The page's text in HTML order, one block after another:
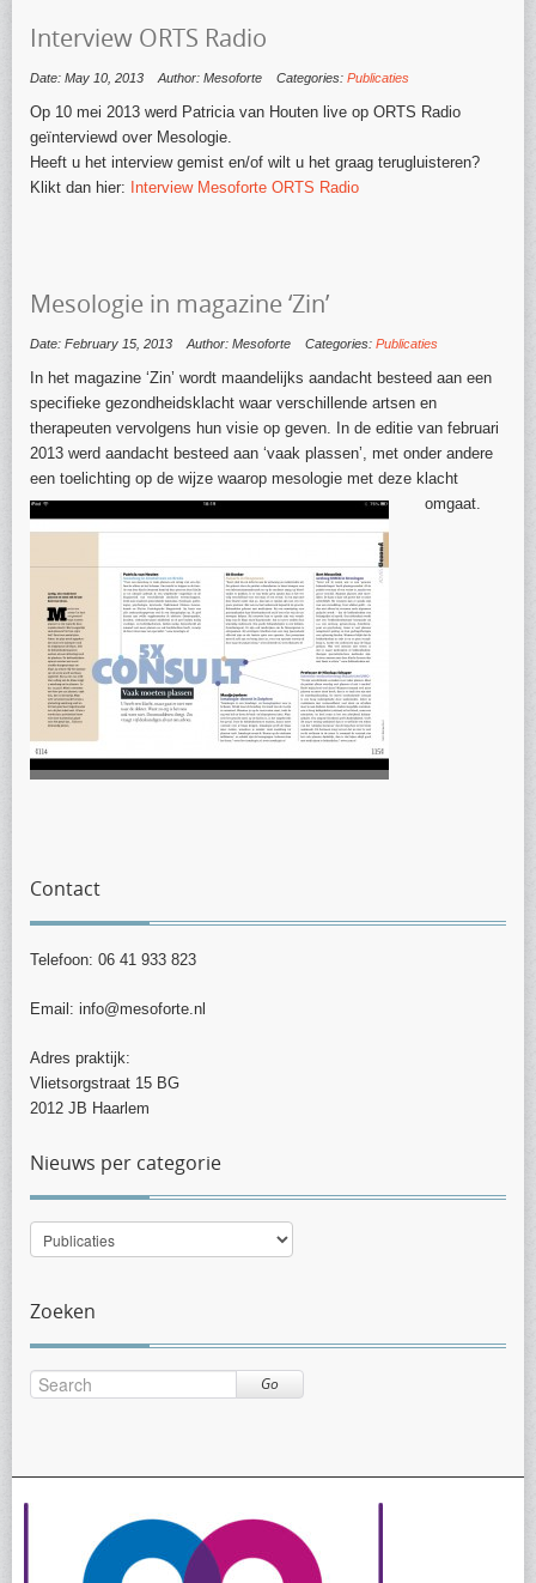
Interview ORTS Radio
Date: May 10, 2013 Author: Mesoforte Categories: Publicaties
Op 10 mei 2013 werd Patricia van Houten live op ORTS Radio
geïnterviewd over Mesologie.
Heeft u het interview gemist en/of wilt u het graag terugluisteren?
Klikt dan hier: Interview Mesoforte ORTS Radio
Mesologie in magazine ‘Zin’
Date: February 15, 2013 Author: Mesoforte Categories: Publicaties
In het magazine ‘Zin’ wordt maandelijks aandacht besteed aan een
specifieke gezondheidsklacht waar verschillende artsen en
therapeuten vervolgens hun visie op geven. In de editie van februari
2013 werd aandacht besteed aan ‘vaak plassen’, met onder andere
een toelichting op de wijze waarop mesologie met deze klacht
omgaat.
Contact
Telefoon: 06 41 933 823
Email: info@mesoforte.nl
Adres praktijk:
Vlietsorgstraat 15 BG
2012 JB Haarlem
Nieuws per categorie
Nieuws
per
Zoeken
Go